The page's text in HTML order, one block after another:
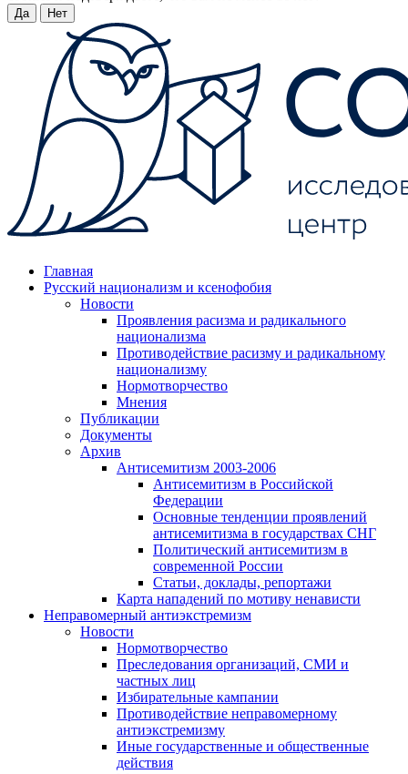
Да Нет
Главная
Русский национализм и ксенофобия
Новости
Проявления расизма и радикального
национализма
Противодействие расизму и радикальному
национализму
Нормотворчество
Мнения
Публикации
Документы
Архив
Антисемитизм 2003-2006
Антисемитизм в Российской
Федерации
Основные тенденции проявлений
антисемитизма в государствах СНГ
Политический антисемитизм в
современной России
Статьи, доклады, репортажи
Карта нападений по мотиву ненависти
Неправомерный антиэкстремизм
Новости
Нормотворчество
Преследования организаций, СМИ и
частных лиц
Избирательные кампании
Противодействие неправомерному
антиэкстремизму
Иные государственные и общественные
действия